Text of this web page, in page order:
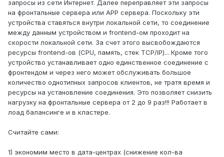
запросы из сети Интернет. Далее переправляет эти запросы
на фронтальные сервера или APP сервера. Поскольку эти
устройства ставяться внутри локальной сети, то соединение
между данным устройством и frontend-ом проходит на
скорости локальной сети. За счет этого высвобождаются
ресурсы frontend-ов (CPU, память, стек TCP/IP)... Кроме того
устройство устанавливает одно единственное соединение с
фронтендом и через него может обслуживать большое
количество однотипных запросов клиентов, не тратя время и
ресурсы на установление соединения. Это позволяет снизить
нагрузку на фронтальные сервера от 2 до 9 раз!!! Работает в
лоад балансинге и в кластере.
Считайте сами:
1) экономим место в дата-центрах (снижение кол-ва